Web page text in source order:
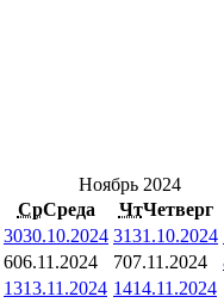
Ноябрь 2024
СрСреда ЧтЧетверг
3030.10.2024 3131.10.2024
606.11.2024 707.11.2024
1313.11.2024 1414.11.2024